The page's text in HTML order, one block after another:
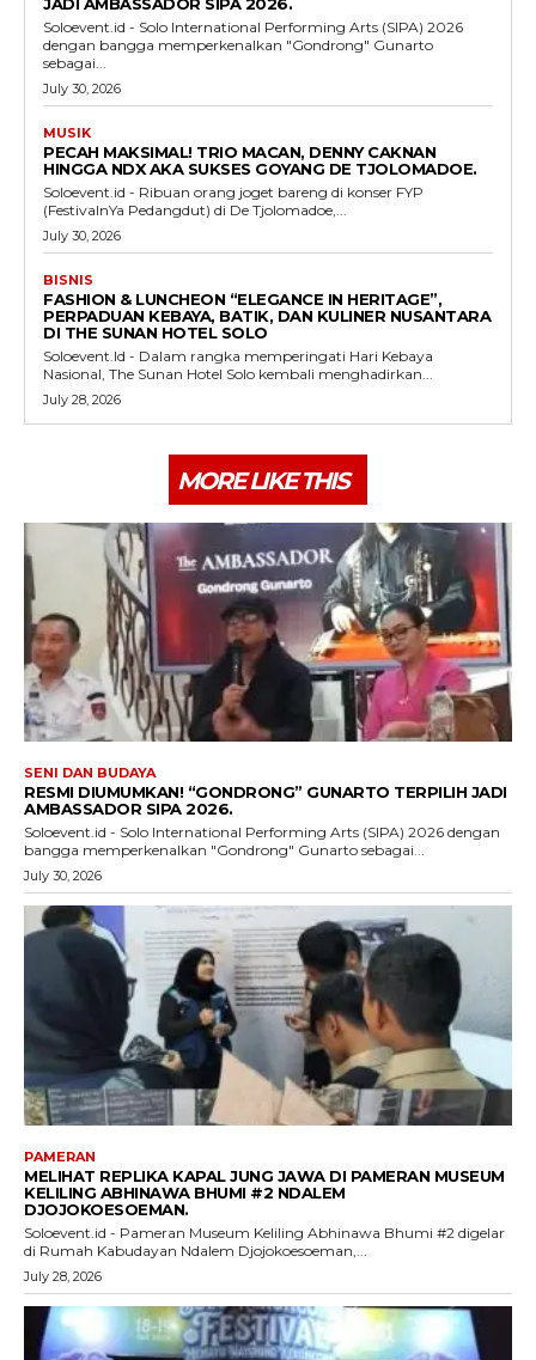
Soloevent.id - Solo International Performing Arts (SIPA) 2026
dengan bangga memperkenalkan "Gondrong" Gunarto
sebagai...
July 30, 2026
MUSIK
PECAH MAKSIMAL! TRIO MACAN, DENNY CAKNAN
HINGGA NDX AKA SUKSES GOYANG DE TJOLOMADOE.
Soloevent.id - Ribuan orang joget bareng di konser FYP
(FestivalnYa Pedangdut) di De Tjolomadoe,...
July 30, 2026
BISNIS
FASHION & LUNCHEON “ELEGANCE IN HERITAGE”,
PERPADUAN KEBAYA, BATIK, DAN KULINER NUSANTARA
DI THE SUNAN HOTEL SOLO
Soloevent.Id - Dalam rangka memperingati Hari Kebaya
Nasional, The Sunan Hotel Solo kembali menghadirkan...
July 28, 2026
MORE LIKE THIS
SENI DAN BUDAYA
RESMI DIUMUMKAN! “GONDRONG” GUNARTO TERPILIH JADI
AMBASSADOR SIPA 2026.
Soloevent.id - Solo International Performing Arts (SIPA) 2026 dengan
bangga memperkenalkan "Gondrong" Gunarto sebagai...
July 30, 2026
PAMERAN
MELIHAT REPLIKA KAPAL JUNG JAWA DI PAMERAN MUSEUM
KELILING ABHINAWA BHUMI #2 NDALEM
DJOJOKOESOEMAN.
Soloevent.id - Pameran Museum Keliling Abhinawa Bhumi #2 digelar
di Rumah Kabudayan Ndalem Djojokoesoeman,...
July 28, 2026